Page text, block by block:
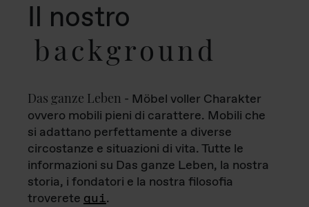
Il nostro
background
Das ganze Leben - Möbel voller Charakter
ovvero mobili pieni di carattere. Mobili che
si adattano perfettamente a diverse
circostanze e situazioni di vita. Tutte le
informazioni su Das ganze Leben, la nostra
storia, i fondatori e la nostra filosofia
troverete qui.